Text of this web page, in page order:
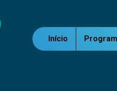
Início